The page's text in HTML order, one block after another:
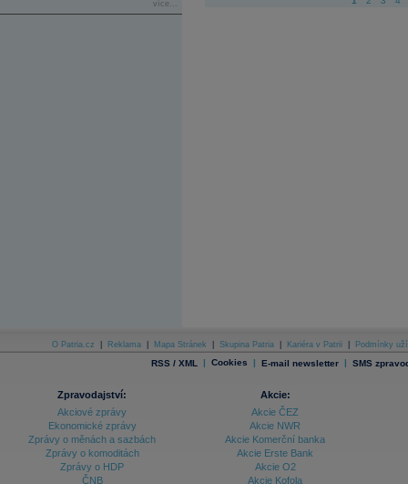
více...
O Patria.cz Reklama Mapa Stránek Skupina Patria Kariéra v Patrii Podmínky
RSS / XML | Cookies | E-mail newsletter | SMS
Zpravodajství:
Akciové zprávy
Ekonomické zprávy
Zprávy o měnách a sazbách
Zprávy o komoditách
Zprávy o HDP
ČNB
Akcie:
Akcie ČEZ
Akcie NWR
Akcie Komerční banka
Akcie Erste Bank
Akcie O2
Akcie Kofola